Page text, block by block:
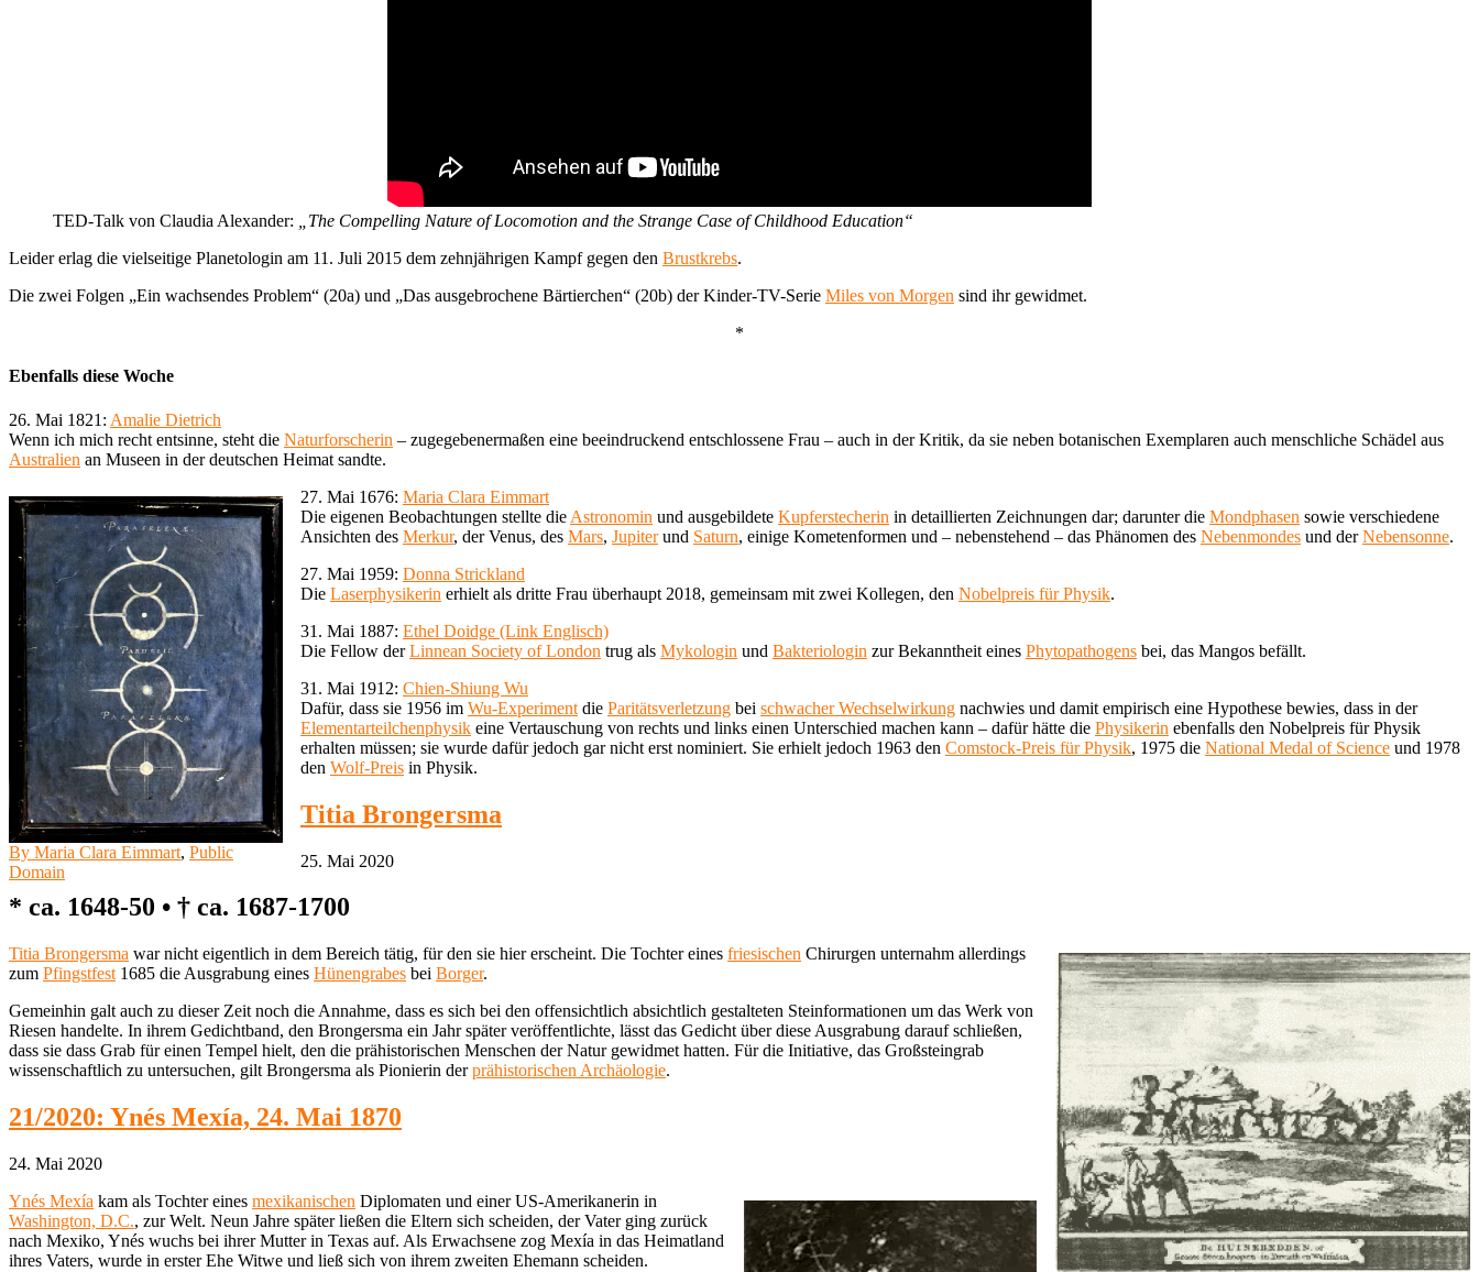
TED-Talk von Claudia Alexander:
„The Compelling Nature of Locomotion and the Strange Case of Childhood Education“
Leider erlag die vielseitige Planetologin am 11. Juli 2015 dem zehnjährigen Kampf gegen den Brustkrebs.
Die zwei Folgen „Ein wachsendes Problem“ (20a) und „Das ausgebrochene Bärtierchen“ (20b) der Kinder-TV-Serie Miles von Morgen sind ihr gewidmet.
*
Ebenfalls diese Woche
26. Mai 1821: Amalie Dietrich
Wenn ich mich recht entsinne, steht die Naturforscherin – zugegebenermaßen eine beeindruckend entschlossene Frau – auch in der Kritik, da sie neben botanischen Exemplaren auch menschliche Schädel aus
Australien an Museen in der deutschen Heimat sandte.
By Maria Clara Eimmart, Public
Domain
27. Mai 1676: Maria Clara Eimmart
Die eigenen Beobachtungen stellte die Astronomin und ausgebildete Kupferstecherin in detaillierten Zeichnungen dar; darunter die Mondphasen sowie verschiedene
Ansichten des Merkur, der Venus, des Mars, Jupiterund Saturn, einige Kometenformen und – nebenstehend – das Phänomen des Nebenmondes und derNebensonne.
27. Mai 1959: Donna Strickland
Die Laserphysikerin erhielt als dritte Frau überhaupt 2018, gemeinsam mit zwei Kollegen, den Nobelpreis für Physik.
31. Mai 1887: Ethel Doidge (Link Englisch)
Die Fellow derLinnean Society of London trug als Mykologin und Bakteriologin zur Bekanntheit eines Phytopathogens bei, das Mangos befällt.
31. Mai 1912: Chien-Shiung Wu
Dafür, dass sie 1956 im Wu-Experiment die Paritätsverletzung bei schwacher Wechselwirkung nachwies und damit empirisch eine Hypothese bewies, dass in der
Elementarteilchenphysik eine Vertauschung von rechts und links einen Unterschied machen kann – dafür hätte die Physikerin ebenfalls den Nobelpreis für Physik
erhalten müssen; sie wurde dafür jedoch gar nicht erst nominiert. Sie erhielt jedoch 1963 den Comstock-Preis für Physik, 1975 die National Medal of Science und 1978
den Wolf-Preis in Physik.
Titia Brongersma
25. Mai 2020
* ca. 1648-50 • † ca. 1687-1700
Titia Brongersma war nicht eigentlich in dem Bereich tätig, für den sie hier erscheint. Die Tochter eines friesischen Chirurgen unternahm allerdings
zum Pfingstfest 1685 die Ausgrabung eines Hünengrabes bei Borger.
Gemeinhin galt auch zu dieser Zeit noch die Annahme, dass es sich bei den offensichtlich absichtlich gestalteten Steinformationen um das Werk von
Riesen handelte. In ihrem Gedichtband, den Brongersma ein Jahr später veröffentlichte, lässt das Gedicht über diese Ausgrabung darauf schließen,
dass sie dass Grab für einen Tempel hielt, den die prähistorischen Menschen der Natur gewidmet hatten. Für die Initiative, das Großsteingrab
wissenschaftlich zu untersuchen, gilt Brongersma als Pionierin derprähistorischen Archäologie.
21/2020: Ynés Mexía, 24. Mai 1870
24. Mai 2020
Ynés Mexía kam als Tochter eines mexikanischen Diplomaten und einer US-Amerikanerin in
Washington, D.C., zur Welt. Neun Jahre später ließen die Eltern sich scheiden, der Vater ging zurück
nach Mexiko, Ynés wuchs bei ihrer Mutter in Texas auf. Als Erwachsene zog Mexía in das Heimatland
ihres Vaters, wurde in erster Ehe Witwe und ließ sich von ihrem zweiten Ehemann scheiden.